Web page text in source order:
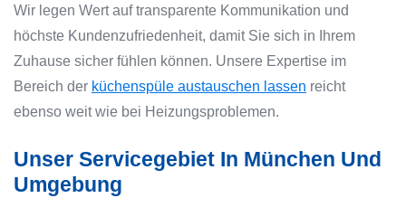
Wir legen Wert auf transparente Kommunikation und
höchste Kundenzufriedenheit, damit Sie sich in Ihrem
Zuhause sicher fühlen können. Unsere Expertise im
Bereich der küchenspüle austauschen lassen reicht
ebenso weit wie bei Heizungsproblemen.
Unser Servicegebiet In München Und
Umgebung